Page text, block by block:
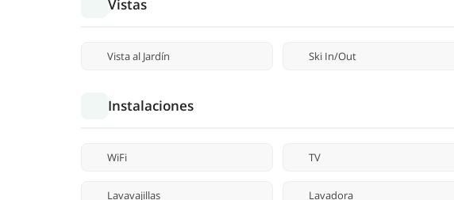
Vistas
Vista al Jardín Ski In/Out
Instalaciones
WiFi TV
Lavavajillas Lavadora